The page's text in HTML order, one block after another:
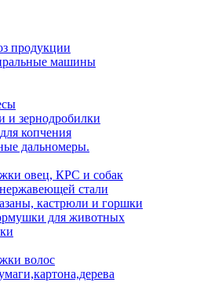
продукции
машины
и зернодробилки
копчения
дальномеры.
овец, КРС и собак
стали
кастрюли и горшки
для животных
волос